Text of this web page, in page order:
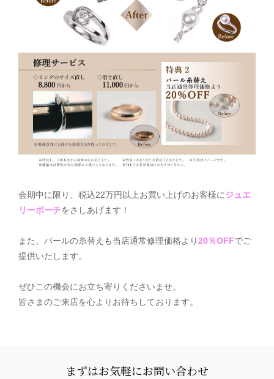
会期中に限り、税込22万円以上お買い上げのお客様にジュエ
リーポーチをさしあげます！
また、パールの糸替えも当店通常修理価格より20％OFFでご
提供いたします。
ぜひこの機会にお立ち寄りくださいませ。
皆さまのご来店を心よりお待ちしております。
まずはお気軽にお問い合わせ